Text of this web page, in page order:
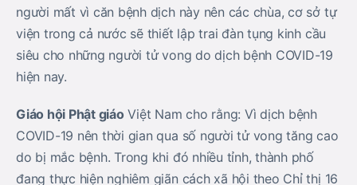
người mất vì căn bệnh dịch này nên các chùa, cơ sở tự
viện trong cả nước sẽ thiết lập trai đàn tụng kinh cầu
siêu cho những người tử vong do dịch bệnh COVID-19
hiện nay.
Giáo hội Phật giáoViệt Nam cho rằng: Vì dịch bệnh
COVID-19 nên thời gian qua số người tử vong tăng cao
do bị mắc bệnh. Trong khi đó nhiều tỉnh, thành phố
đang thực hiện nghiêm giãn cách xã hội theo Chỉ thị 16